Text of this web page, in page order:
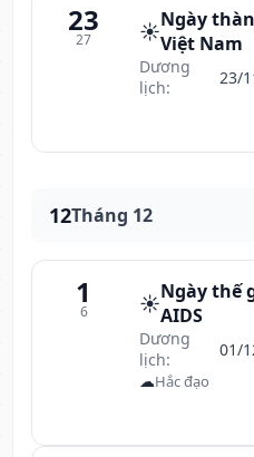
23
27 ☀️Ngày
Việt Nam
Dương
lịch:
23/
12Tháng 12
1
6 ☀️Ngày thế
AIDS
Dương
lịch:
01/
☁Hắc đạo